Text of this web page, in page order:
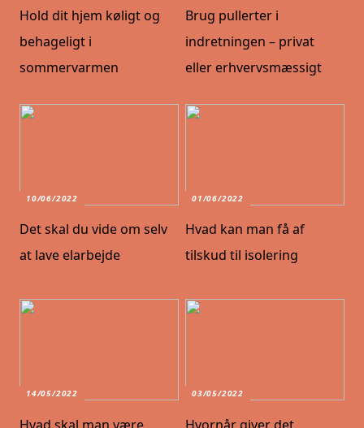
Hold dit hjem køligt og
behageligt i
sommervarmen
Brug pullerter i
indretningen – privat
eller erhvervsmæssigt
10/06/2022
Det skal du vide om selv
at lave elarbejde
01/06/2022
Hvad kan man få af
tilskud til isolering
14/05/2022 03/05/2022